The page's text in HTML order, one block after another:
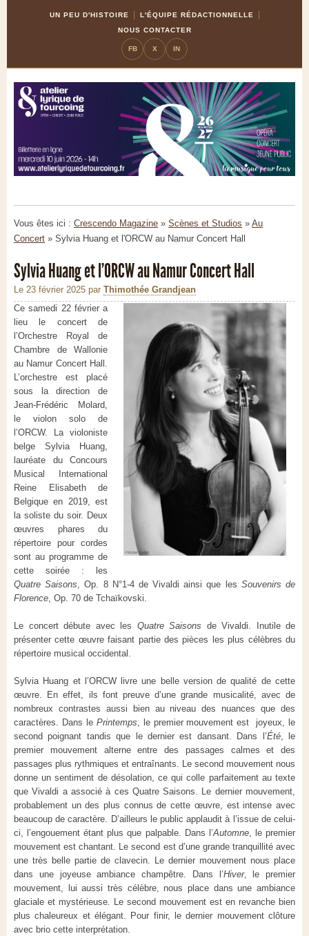
UN PEU D'HISTOIRE
L'ÉQUIPE RÉDACTIONNELLE
NOUS CONTACTER
FB X IN
Vous êtes ici : Crescendo Magazine » Scènes et Studios » Au
Concert » Sylvia Huang et l'ORCW au Namur Concert Hall
Sylvia Huang et l'ORCW au Namur Concert Hall
Le 23 février 2025 par Thimothée Grandjean
Ce samedi 22 février a
lieu le concert de
l’Orchestre Royal de
Chambre de Wallonie
au Namur Concert Hall.
L’orchestre est placé
sous la direction de
Jean-Frédéric Molard,
le violon solo de
l’ORCW. La violoniste
belge Sylvia Huang,
lauréate du Concours
Musical International
Reine Elisabeth de
Belgique en 2019, est
la soliste du soir. Deux
œuvres phares du
répertoire pour cordes
sont au programme de
cette soirée : les
Quatre Saisons, Op. 8 N°1-4 de Vivaldi ainsi que les Souvenirs de
Florence, Op. 70 de Tchaïkovski.
Le concert débute avec les Quatre Saisons de Vivaldi. Inutile de
présenter cette œuvre faisant partie des pièces les plus célèbres du
répertoire musical occidental.
Sylvia Huang et l’ORCW livre une belle version de qualité de cette
œuvre. En effet, ils font preuve d’une grande musicalité, avec de
nombreux contrastes aussi bien au niveau des nuances que des
caractères. Dans le Printemps, le premier mouvement est joyeux, le
second poignant tandis que le dernier est dansant. Dans l’Été, le
premier mouvement alterne entre des passages calmes et des
passages plus rythmiques et entraînants. Le second mouvement nous
donne un sentiment de désolation, ce qui colle parfaitement au texte
que Vivaldi a associé à ces Quatre Saisons. Le dernier mouvement,
probablement un des plus connus de cette œuvre, est intense avec
beaucoup de caractère. D’ailleurs le public applaudit à l’issue de celui-
ci, l’engouement étant plus que palpable. Dans l’Automne, le premier
mouvement est chantant. Le second est d’une grande tranquillité avec
une très belle partie de clavecin. Le dernier mouvement nous place
dans une joyeuse ambiance champêtre. Dans l’Hiver, le premier
mouvement, lui aussi très célèbre, nous place dans une ambiance
glaciale et mystérieuse. Le second mouvement est en revanche bien
plus chaleureux et élégant. Pour finir, le dernier mouvement clôture
avec brio cette interprétation.